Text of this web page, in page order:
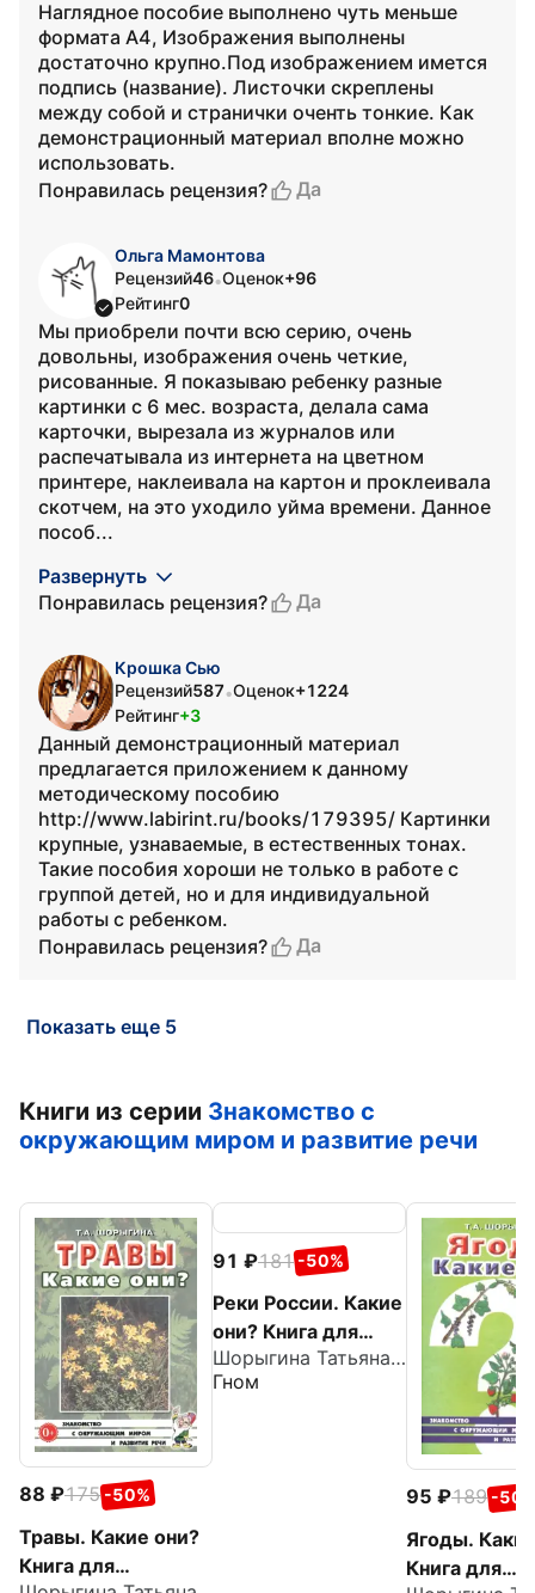
Наглядное пособие выполнено чуть меньше
формата А4, Изображения выполнены
достаточно крупно.Под изображением имется
подпись (название). Листочки скреплены
между собой и странички оченть тонкие. Как
демонстрационный материал вполне можно
использовать.
Понравилась рецензия?
Да
Ольга Мамонтова
Рецензий46•Оценок+96
Рейтинг0
Мы приобрели почти всю серию, очень
довольны, изображения очень четкие,
рисованные. Я показываю ребенку разные
картинки с 6 мес. возраста, делала сама
карточки, вырезала из журналов или
распечатывала из интернета на цветном
принтере, наклеивала на картон и проклеивала
скотчем, на это уходило уйма времени. Данное
пособ...
Развернуть
Понравилась рецензия?
Да
Крошка Сью
Рецензий587•Оценок+1224
Рейтинг+3
Данный демонстрационный материал
предлагается приложением к данному
методическому пособию
http://www.labirint.ru/books/179395/ Картинки
крупные, узнаваемые, в естественных тонах.
Такие пособия хороши не только в работе с
группой детей, но и для индивидуальной
работы с ребенком.
Понравилась рецензия?
Да
Показать еще 5
Книги из серии Знакомство с
окружающим миром и развитие речи
88 175 -50%
Травы. Какие они?
Книга для
91 181 -50%
Реки России. Какие
они? Книга для
воспитателей,
гувернеров и
Шорыгина Татьяна Андреевна
Гном
95 189 -
Ягоды.
Книга для